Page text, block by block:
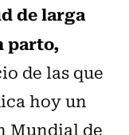
de larga
parto,
de las que
hoy un
Mundial de